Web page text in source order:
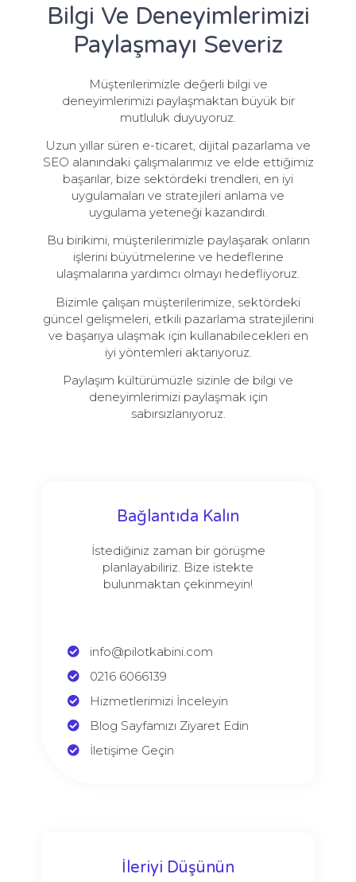
Bilgi Ve Deneyimlerimizi
Paylaşmayı Severiz
Müşterilerimizle değerli bilgi ve
deneyimlerimizi paylaşmaktan büyük bir
mutluluk duyuyoruz.
Uzun yıllar süren e-ticaret, dijital pazarlama ve
SEO alanındaki çalışmalarımız ve elde ettiğimiz
başarılar, bize sektördeki trendleri, en iyi
uygulamaları ve stratejileri anlama ve
uygulama yeteneği kazandırdı.
Bu birikimi, müşterilerimizle paylaşarak onların
işlerini büyütmelerine ve hedeflerine
ulaşmalarına yardımcı olmayı hedefliyoruz.
Bizimle çalışan müşterilerimize, sektördeki
güncel gelişmeleri, etkili pazarlama stratejilerini
ve başarıya ulaşmak için kullanabilecekleri en
iyi yöntemleri aktarıyoruz.
Paylaşım kültürümüzle sizinle de bilgi ve
deneyimlerimizi paylaşmak için
sabırsızlanıyoruz.
Bağlantıda Kalın
İstediğiniz zaman bir görüşme
planlayabiliriz. Bize istekte
bulunmaktan çekinmeyin!
info@pilotkabini.com
0216 6066139
Hizmetlerimizi İnceleyin
Blog Sayfamızı Ziyaret Edin
İletişime Geçin
İleriyi Düşünün